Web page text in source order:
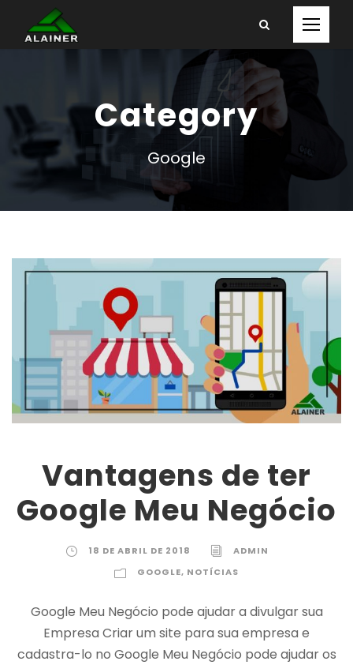
Category
Google
Vantagens de ter
Google Meu Negócio
18 DE ABRIL DE 2018
ADMIN
GOOGLE, NOTÍCIAS
Google Meu Negócio pode ajudar a divulgar sua
Empresa Criar um site para sua empresa e
cadastra-lo no Google Meu Negócio pode ajudar os